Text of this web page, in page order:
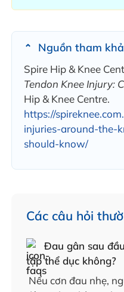
Nguồn tham
Spire Hip & Knee
Tendon Knee Injury:
Hip & Knee Centre.
https://
injuries-around-the-
should-know/
Các câu hỏi
Đau gân sau
tập thể dục không?
Nếu cơn đau nhẹ,